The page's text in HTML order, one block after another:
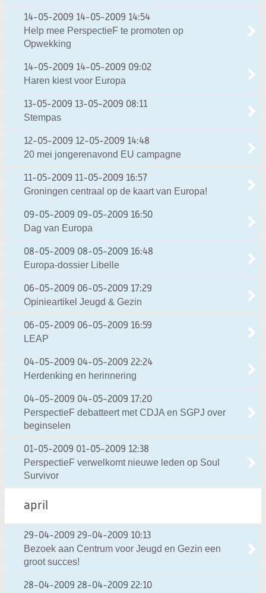
14-05-2009 14-05-2009 14:54
Help mee PerspectieF te promoten op
Opwekking
14-05-2009 14-05-2009 09:02
Haren kiest voor Europa
13-05-2009 13-05-2009 08:11
Stempas
12-05-2009 12-05-2009 14:48
20 mei jongerenavond EU campagne
11-05-2009 11-05-2009 16:57
Groningen centraal op de kaart van Europa!
09-05-2009 09-05-2009 16:50
Dag van Europa
08-05-2009 08-05-2009 16:48
Europa-dossier Libelle
06-05-2009 06-05-2009 17:29
Opinieartikel Jeugd & Gezin
06-05-2009 06-05-2009 16:59
LEAP
04-05-2009 04-05-2009 22:24
Herdenking en herinnering
04-05-2009 04-05-2009 17:20
PerspectieF debatteert met CDJA en SGPJ over
beginselen
01-05-2009 01-05-2009 12:38
PerspectieF verwelkomt nieuwe leden op Soul
Survivor
april
29-04-2009 29-04-2009 10:13
Bezoek aan Centrum voor Jeugd en Gezin een
groot succes!
28-04-2009 28-04-2009 22:10